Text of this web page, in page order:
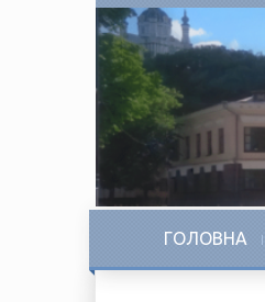
ГОЛОВНА